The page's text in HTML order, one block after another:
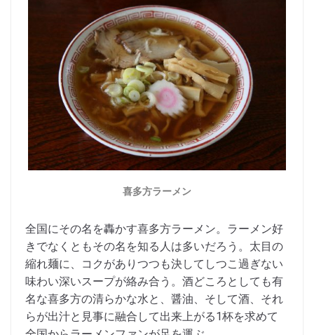
喜多方ラーメン
全国にその名を轟かす喜多方ラーメン。ラーメン好
きでなくともその名を知る人は多いだろう。太目の
縮れ麺に、コクがありつつも決してしつこ過ぎない
味わい深いスープが絡み合う。酒どころとしても有
名な喜多方の清らかな水と、醤油、そして酒、それ
らが出汁と見事に融合して出来上がる1杯を求めて